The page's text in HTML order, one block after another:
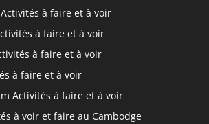
à faire et à voir
à faire et à voir
à faire et à voir
à faire et à voir
Activités à faire et à voir
à voir et faire au Cambodge